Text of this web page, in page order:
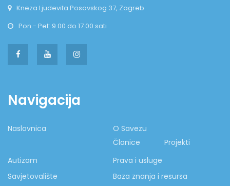
Kneza Ljudevita Posavskog 37, Zagreb
Pon - Pet: 9.00 do 17.00 sati
Navigacija
Naslovnica
O Savezu
Članice
Projekti
Autizam
Prava i usluge
Savjetovalište
Baza znanja i resursa